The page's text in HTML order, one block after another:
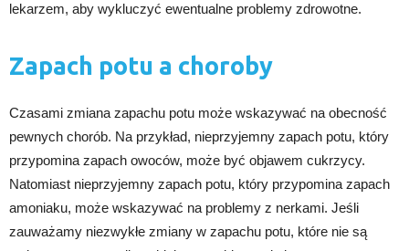
lekarzem, aby wykluczyć ewentualne problemy zdrowotne.
Zapach potu a choroby
Czasami zmiana zapachu potu może wskazywać na obecność
pewnych chorób. Na przykład, nieprzyjemny zapach potu, który
przypomina zapach owoców, może być objawem cukrzycy.
Natomiast nieprzyjemny zapach potu, który przypomina zapach
amoniaku, może wskazywać na problemy z nerkami. Jeśli
zauważamy niezwykłe zmiany w zapachu potu, które nie są